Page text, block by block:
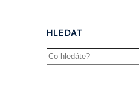
HLEDAT
Search